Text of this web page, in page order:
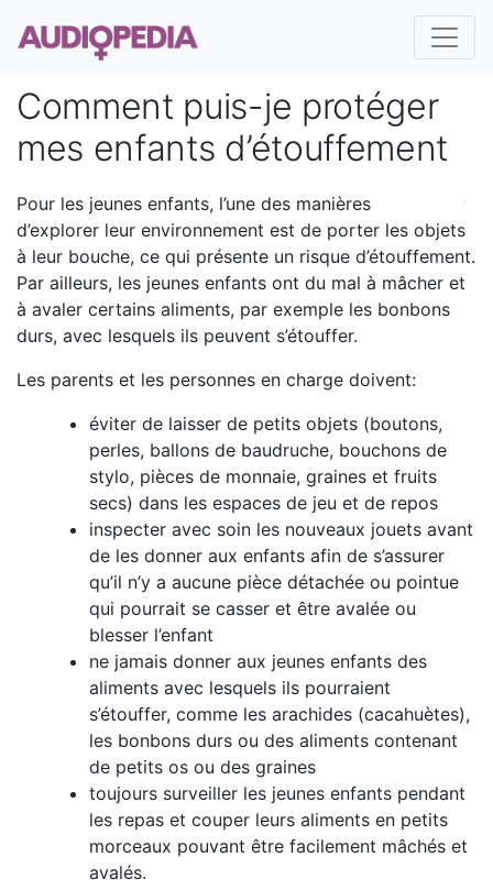
Comment puis-je protéger
mes enfants d’étouffement
Pour les jeunes enfants, l’une des manières
d’explorer leur environnement est de porter les objets
à leur bouche, ce qui présente un risque d’étouffement.
Par ailleurs, les jeunes enfants ont du mal à mâcher et
à avaler certains aliments, par exemple les bonbons
durs, avec lesquels ils peuvent s’étouffer.
Les parents et les personnes en charge doivent:
éviter de laisser de petits objets (boutons,
perles, ballons de baudruche, bouchons de
stylo, pièces de monnaie, graines et fruits
secs) dans les espaces de jeu et de repos
inspecter avec soin les nouveaux jouets avant
de les donner aux enfants afin de s’assurer
qu’il n’y a aucune pièce détachée ou pointue
qui pourrait se casser et être avalée ou
blesser l’enfant
ne jamais donner aux jeunes enfants des
aliments avec lesquels ils pourraient
s’étouffer, comme les arachides (cacahuètes),
les bonbons durs ou des aliments contenant
de petits os ou des graines
toujours surveiller les jeunes enfants pendant
les repas et couper leurs aliments en petits
morceaux pouvant être facilement mâchés et
avalés.